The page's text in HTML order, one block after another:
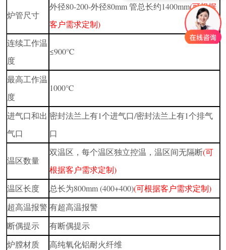
炉管尺寸
外径80-200-外径80mm 管总长约1400mm(可根据
客户需求定制)
连续工作温
度
≤900℃
最高工作温
度
1000℃
进气口和出
气口
密封法兰上有1个进气口/密封法兰上有1个排气
口
温区数量
双温区，每个温区独立控温，温区间无隔断(可
根据客户需求定制)
温区长度
总长为800mm (400+400)(可根据客户需求定制)
超高温报警 有超高温报警
断偶提示
有断偶提示
炉膛材质
高纯氧化铝耐火纤维